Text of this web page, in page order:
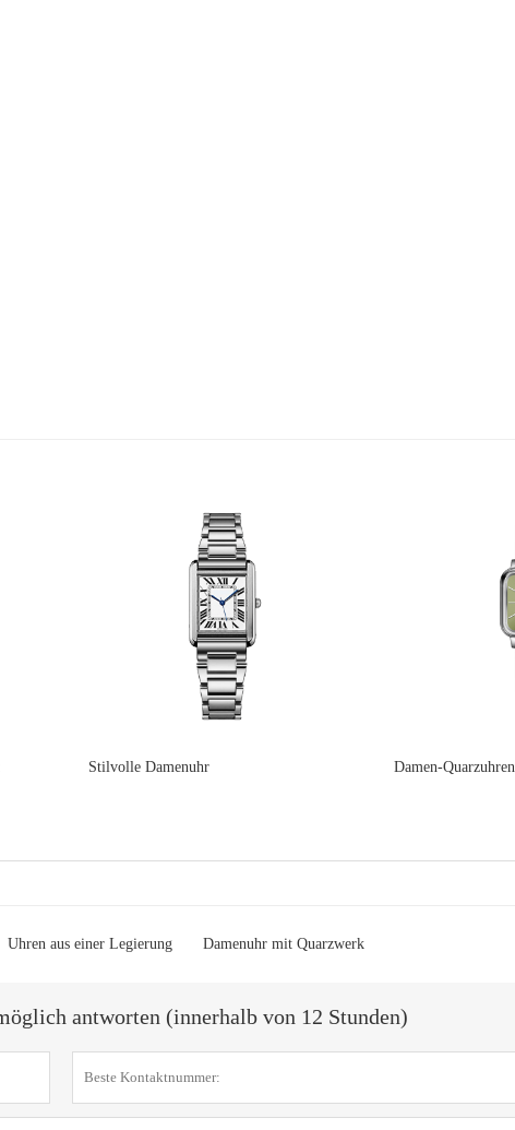
Stilvolle Damenuhr Damen-Quarzuhren
Uhren aus einer Legierung Damenuhr mit Quarzwerk
antworten (innerhalb von 12 Stunden)